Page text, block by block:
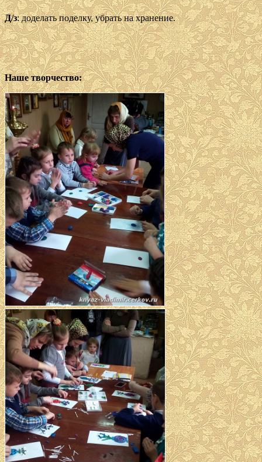
Д/з: доделать поделку, убрать на хранение.
Наше творчество: